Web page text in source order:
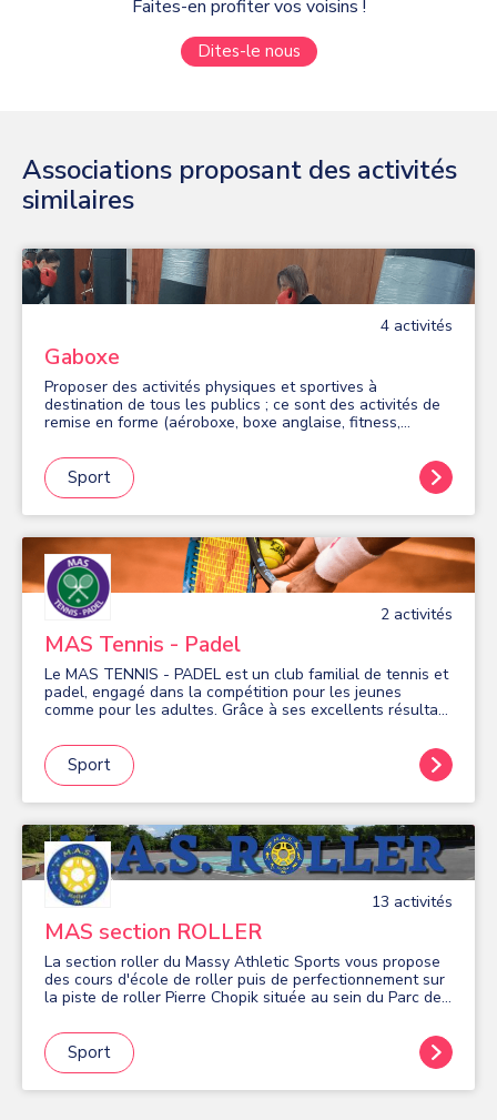
Faites-en profiter vos voisins !
Dites-le nous
Associations proposant des activités
similaires
4 activités
Gaboxe
Proposer des activités physiques et sportives à
destination de tous les publics ; ce sont des activités de
remise en forme (aéroboxe, boxe anglaise, fitness,
demande).
Sport
2 activités
MAS Tennis - Padel
Le MAS TENNIS - PADEL est un club familial de tennis et
padel, engagé dans la compétition pour les jeunes
comme pour les adultes. Grâce à ses excellents résultats
niveau de certification « Élite » de la part de la Ligue de
tennis pour la qualité de sa formation. Le club dispose de
deux courts de tennis couverts, de deux courts extérieurs
éclairés, ainsi que de terrains de padel. Ouvert à tous
des joueurs de tous niveaux, qu’ils soient débutants ou
confirmés, et répond à leurs diverses attentes. Que vous
souhaitiez participer à des matchs par équipe, à des
tournois internes, ou prendre des cours avec un
enseignant diplômé, le club propose des activités
adaptées à chacun.**
Sport
13 activités
MAS section ROLLER
La section roller du Massy Athletic Sports vous propose
des cours d'école de roller puis de perfectionnement sur
la piste de roller Pierre Chopik située au sein du Parc des
ROLLER sont le slalom, le freeride, l'endurance, la vitesse
ou encore la randonnée. Nous favorisons la pratique
pour tous avec des cours pour sportifs de 6 à 74 ans !
Sport